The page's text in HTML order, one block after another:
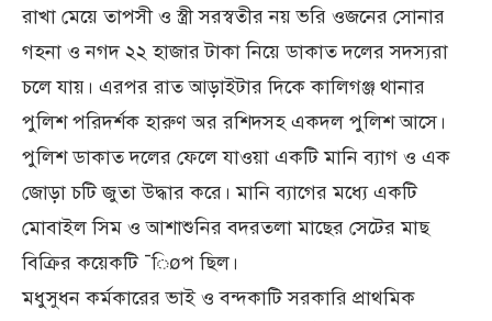
রাখা মেয়ে তাপসী ও স্ত্রী সরস্বতীর নয় ভরি ওজনের সোনার
গহনা ও নগদ ২২ হাজার টাকা নিয়ে ডাকাত দলের সদস্যরা
চলে যায়। এরপর রাত আড়াইটার দিকে কালিগঞ্জ থানার
পুলিশ পরিদর্শক হারুণ অর রশিদসহ একদল পুলিশ আসে।
পুলিশ ডাকাত দলের ফেলে যাওয়া একটি মানি ব্যাগ ও এক
জোড়া চটি জুতা উদ্ধার করে। মানি ব্যাগের মধ্যে একটি
মোবাইল সিম ও আশাশুনির বদরতলা মাছের সেটের মাছ
বিক্রির কয়েকটি ¯িøপ ছিল।
মধুসুধন কর্মকারের ভাই ও বন্দকাটি সরকারি প্রাথমিক